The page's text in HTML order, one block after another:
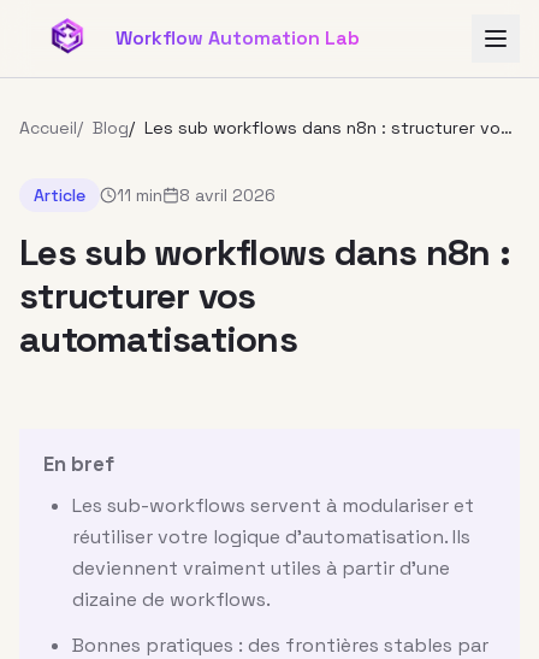
Aller au contenu principal
Workflow Automation Lab
Accueil/ Blog/ Les sub workflows dans n8n : structurer vos
Article
11 min 8 avril 2026
Les sub workflows dans n8n :
structurer vos
automatisations
En bref
Les sub-workflows servent à modulariser et
réutiliser votre logique d'automatisation. Ils
deviennent vraiment utiles à partir d'une
dizaine de workflows.
Bonnes pratiques : des frontières stables par